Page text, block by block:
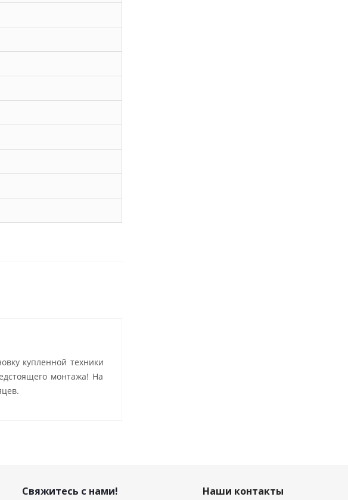
купленной техники
монтажа! На
Свяжитесь с нами!
Наши контакты